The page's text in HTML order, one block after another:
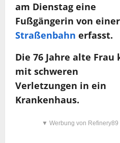
am Dienstag eine
Fußgängerin von einer
Straßenbahn erfasst.
Die 76 Jahre alte Frau
mit schweren
Verletzungen in ein
Krankenhaus.
▼ Werbung von Refinery89